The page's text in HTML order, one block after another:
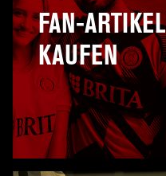
FAN-ARTIKEL
KAUFEN